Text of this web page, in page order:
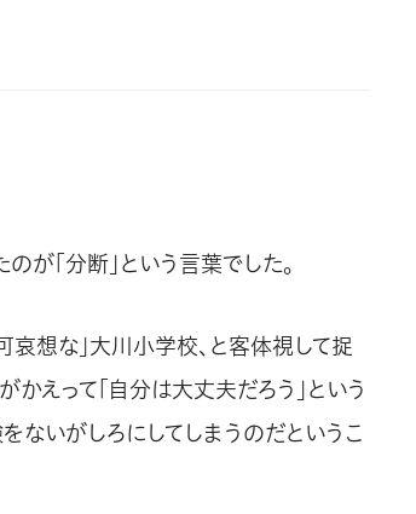
が「分断」という言葉でした。
哀想な」大川小学校、と客体視して捉
えって「自分は大丈夫だろう」という
ないがしろにしてしまうのだというこ